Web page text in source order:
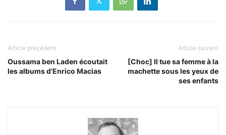
Article précédent
Oussama ben Laden écoutait
les albums d’Enrico Macias
Article suivant
[Choc] Il tue sa femme à la
machette sous les yeux de
ses enfants